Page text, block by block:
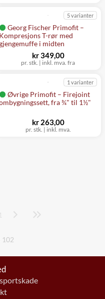
Georg Fischer Primofit –
Kompresjons T-rør med
i midten
5 varianter
pr. stk. | inkl. mva. fra
kr 349,00
Øvrige Primofit – Firejoint
fra ¾" til 1½"
1 varianter
pr. stk. | inkl. mva.
kr 263,00
Side
102